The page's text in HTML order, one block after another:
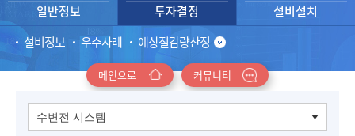
일반정보
투자결정
설비정보
우수사례 예상절감량산정
설비설치
메인으로 커뮤니티